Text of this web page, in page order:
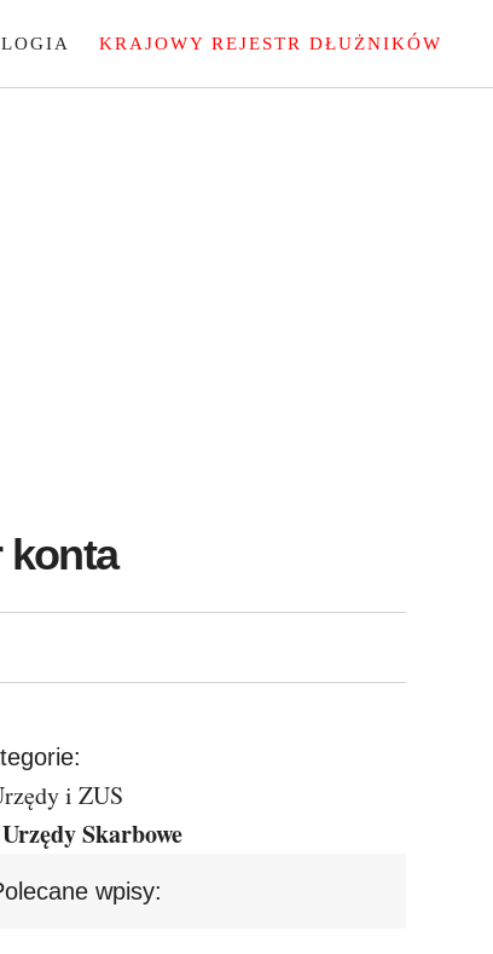
KRAJOWY REJESTR DŁUŻNIKÓW
konta
i ZUS
Urzędy Skarbowe
wpisy: